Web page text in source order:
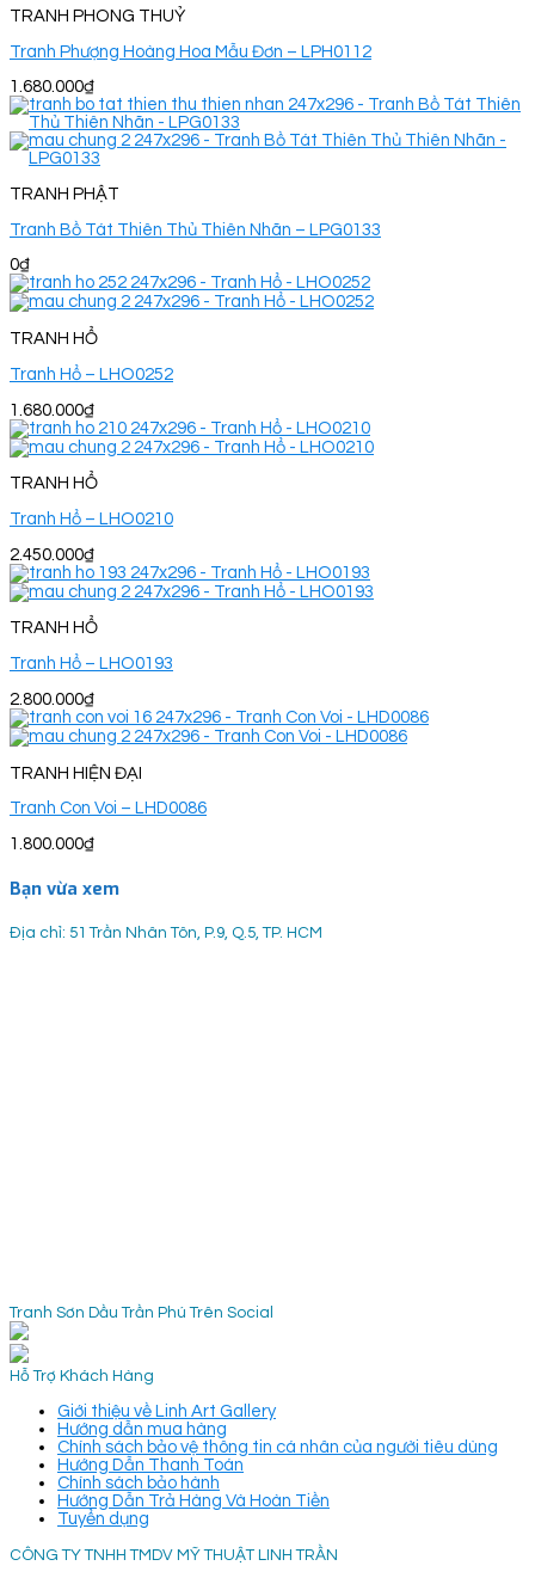
TRANH PHONG THUỶ
Tranh Phượng Hoàng Hoa Mẫu Đơn – LPH0112
1.680.000₫
TRANH PHẬT
Tranh Bồ Tát Thiên Thủ Thiên Nhãn – LPG0133
0₫
TRANH HỔ
Tranh Hổ – LHO0252
1.680.000₫
TRANH HỔ
Tranh Hổ – LHO0210
2.450.000₫
TRANH HỔ
Tranh Hổ – LHO0193
2.800.000₫
TRANH HIỆN ĐẠI
Tranh Con Voi – LHD0086
1.800.000₫
Bạn vừa xem
Địa chỉ: 51 Trần Nhân Tôn, P.9, Q.5, TP. HCM
Tranh Sơn Dầu Trần Phú Trên Social
Hỗ Trợ Khách Hàng
Giới thiệu về Linh Art Gallery
Hướng dẫn mua hàng
Chính sách bảo vệ thông tin cá nhân của người tiêu dùng
Hướng Dẫn Thanh Toán
Chính sách bảo hành
Hướng Dẫn Trả Hàng Và Hoàn Tiền
Tuyển dụng
CÔNG TY TNHH TMDV MỸ THUẬT LINH TRẦN